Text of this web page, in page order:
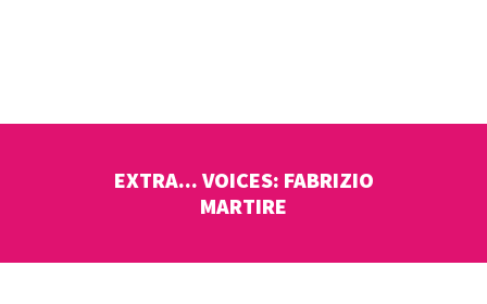
EXTRA... VOICES: FABRIZIO
MARTIRE